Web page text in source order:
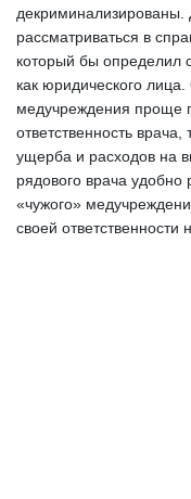
рассматриваться в
который бы определил
как юридического
медучреждения проще
ответственность
ущерба и расходов на
рядового врача удобно
«чужого»
своей ответственности